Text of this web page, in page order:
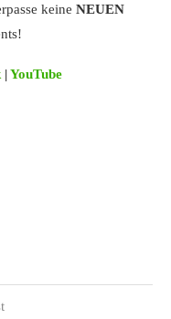
keine NEUEN
|YouTube